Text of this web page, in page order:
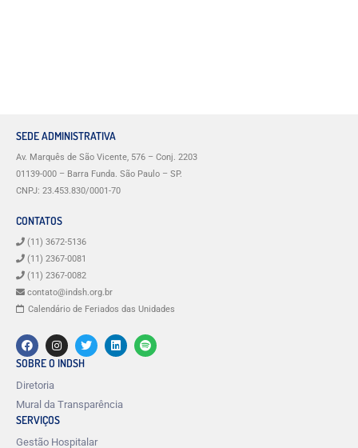
SEDE ADMINISTRATIVA
Av. Marquês de São Vicente, 576 – Conj. 2203
01139-000 – Barra Funda. São Paulo – SP.
CNPJ: 23.453.830/0001-70
CONTATOS
(11) 3672-5136
(11) 2367-0081
(11) 2367-0082
contato@indsh.org.br
Calendário de Feriados das Unidades
SOBRE O INDSH
Diretoria
Mural da Transparência
SERVIÇOS
Gestão Hospitalar